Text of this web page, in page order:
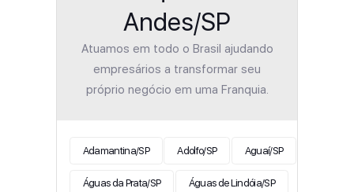
Andes/SP
Atuamos em todo o Brasil ajudando
empresários a transformar seu
próprio negócio em uma Franquia.
Adamantina/SP Adolfo/SP Aguaí/SP
Águas da Prata/SP Águas de Lindóia/SP